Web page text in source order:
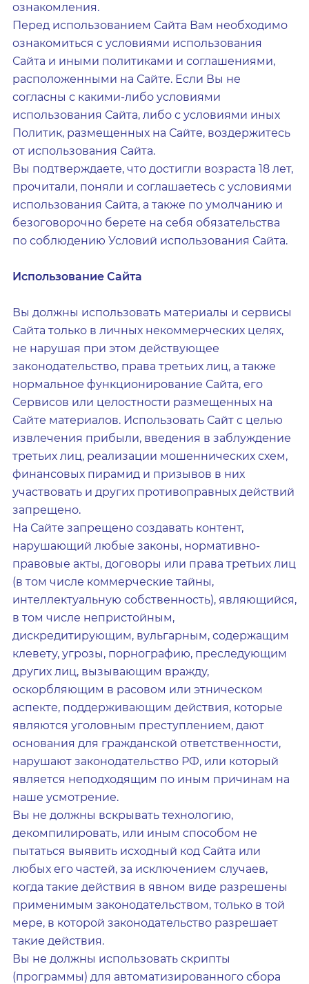
ознакомления.
Перед использованием Сайта Вам необходимо
ознакомиться с условиями использования
Сайта и иными политиками и соглашениями,
расположенными на Сайте. Если Вы не
согласны с какими-либо условиями
использования Сайта, либо с условиями иных
Политик, размещенных на Сайте, воздержитесь
от использования Сайта.
Вы подтверждаете, что достигли возраста 18 лет,
прочитали, поняли и соглашаетесь с условиями
использования Сайта, а также по умолчанию и
безоговорочно берете на себя обязательства
по соблюдению Условий использования Сайта.
Использование Сайта
Вы должны использовать материалы и сервисы
Сайта только в личных некоммерческих целях,
не нарушая при этом действующее
законодательство, права третьих лиц, а также
нормальное функционирование Сайта, его
Сервисов или целостности размещенных на
Сайте материалов. Использовать Сайт с целью
извлечения прибыли, введения в заблуждение
третьих лиц, реализации мошеннических схем,
финансовых пирамид и призывов в них
участвовать и других противоправных действий
запрещено.
На Сайте запрещено создавать контент,
нарушающий любые законы, нормативно-
правовые акты, договоры или права третьих лиц
(в том числе коммерческие тайны,
интеллектуальную собственность), являющийся,
в том числе непристойным,
дискредитирующим, вульгарным, содержащим
клевету, угрозы, порнографию, преследующим
других лиц, вызывающим вражду,
оскорбляющим в расовом или этническом
аспекте, поддерживающим действия, которые
являются уголовным преступлением, дают
основания для гражданской ответственности,
нарушают законодательство РФ, или который
является неподходящим по иным причинам на
наше усмотрение.
Вы не должны вскрывать технологию,
декомпилировать, или иным способом не
пытаться выявить исходный код Сайта или
любых его частей, за исключением случаев,
когда такие действия в явном виде разрешены
применимым законодательством, только в той
мере, в которой законодательство разрешает
такие действия.
Вы не должны использовать скрипты
(программы) для автоматизированного сбора